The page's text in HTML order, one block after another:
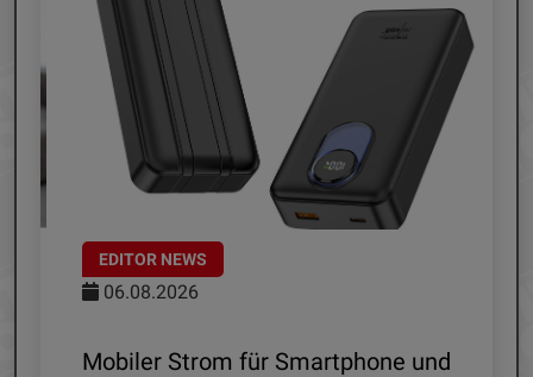
EDITOR NEWS
06.08.2026
Mobiler Strom für Smartphone und